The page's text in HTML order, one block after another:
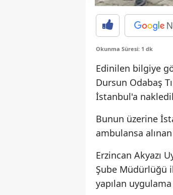
Okunma Süresi: 1 dk
Edinilen bilgiye
Dursun Odabaş
İstanbul'a
Bunun üzerine
ambulansa
Erzincan Akyazı
Şube Müdürlüğü
yapılan